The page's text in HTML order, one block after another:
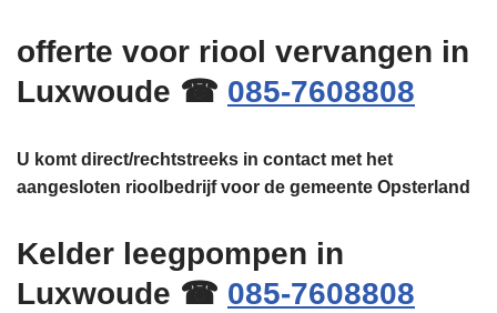
offerte voor riool vervangen in
Luxwoude ☎ 085-7608808
U komt direct/rechtstreeks in contact met het
aangesloten rioolbedrijf voor de gemeente Opsterland
Kelder leegpompen in
Luxwoude ☎ 085-7608808